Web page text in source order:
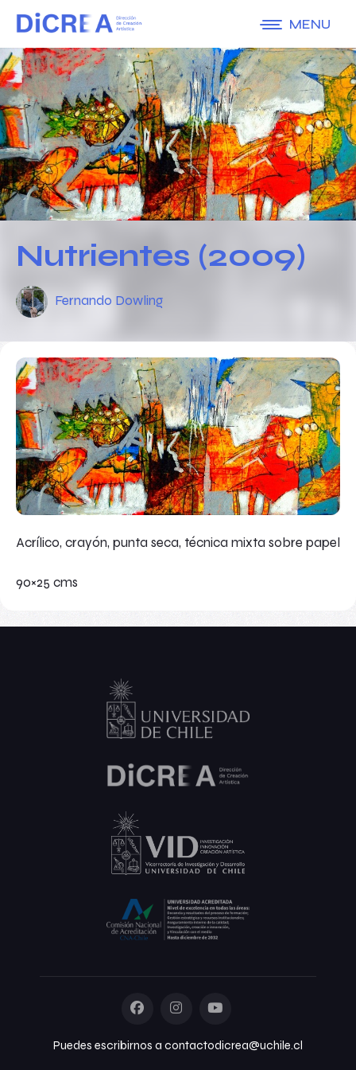
MENU
Nutrientes (2009)
Fernando Dowling
Acrílico, crayón, punta seca, técnica mixta sobre papel
90×25 cms
Puedes escribirnos a contactodicrea@uchile.cl